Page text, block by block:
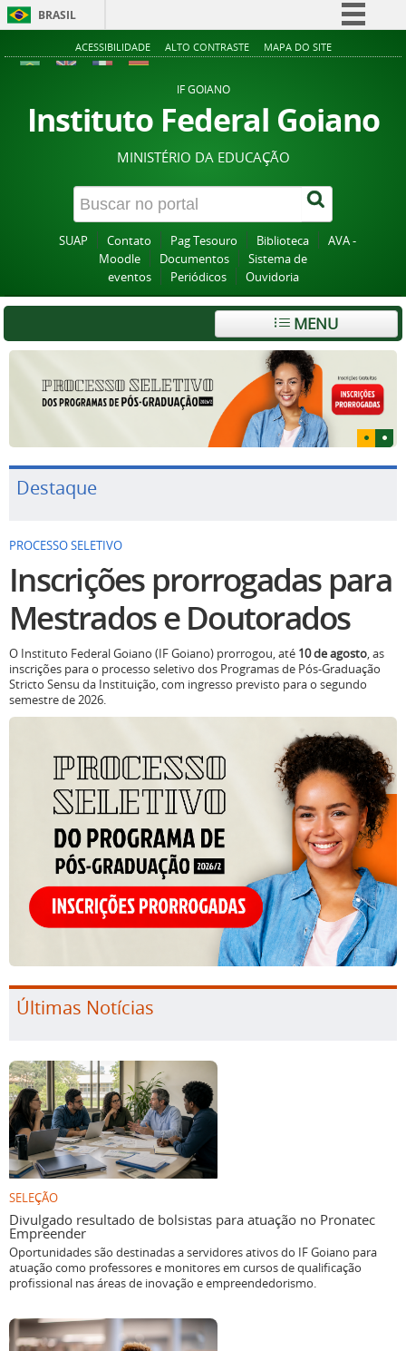
BRASIL
Simplifique!
Acesso à informação
Legislação
Canais
ACESSIBILIDADE ALTO CONTRASTE MAPA DO SITE
IF GOIANO
Instituto Federal Goiano
MINISTÉRIO DA EDUCAÇÃO
SUAP Contato Pag Tesouro Biblioteca
AVA -
Moodle
Documentos
Sistema de
eventos
Periódicos Ouvidoria
MENU
Destaque
PROCESSO SELETIVO
Inscrições prorrogadas para
Mestrados e Doutorados
O Instituto Federal Goiano (IF Goiano) prorrogou, até 10 de agosto, as
inscrições para o processo seletivo dos Programas de Pós-Graduação
Stricto Sensu da Instituição, com ingresso previsto para o segundo
semestre de 2026.
Últimas Notícias
SELEÇÃO
Divulgado resultado de bolsistas para atuação no Pronatec
Empreender
Oportunidades são destinadas a servidores ativos do IF Goiano para
atuação como professores e monitores em cursos de qualificação
profissional nas áreas de inovação e empreendedorismo.